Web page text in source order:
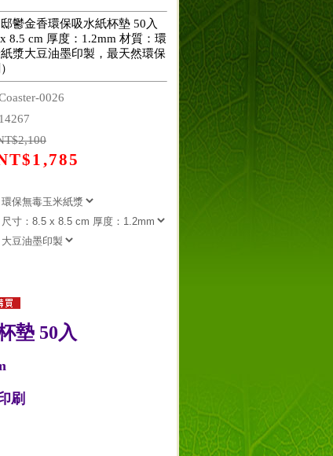
鬱金香環保吸水紙杯墊 50入
8.5 cm 厚度：1.2mm 材質：環
漿大豆油墨印製，最天然環保
0026
14267
2,100
1,785
墊 50入
刷